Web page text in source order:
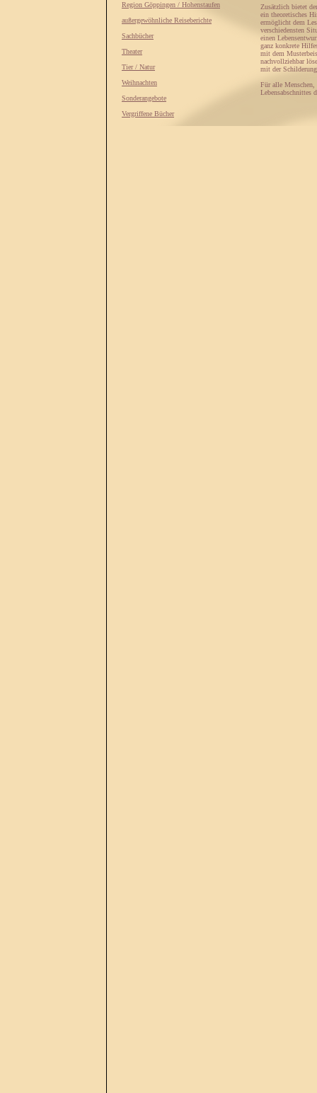
Region Göppingen / Hohenstaufen
außergewöhnliche Reiseberichte
Sachbücher
Theater
Tier / Natur
Weihnachten
Sonderangebote
Vergriffene Bücher
Zusätzlich bietet
ein theoretisches
ermöglicht dem
verschiedensten
einen
ganz konkrete
mit dem
nachvollziehbar
mit der Schilderung
Für alle
Lebensabschnittes